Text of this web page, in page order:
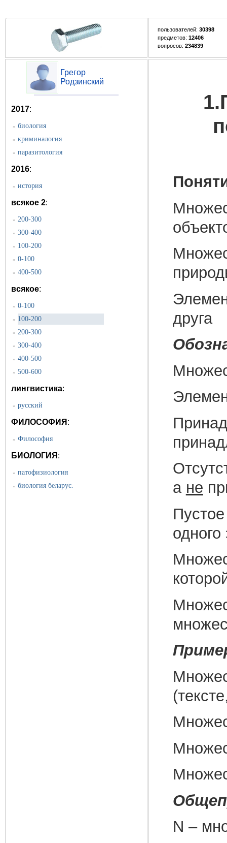
пользователей: 30398
предметов: 12406
вопросов: 234839
Грегор
Родзинский
2017:
» биология
» криминалогия
» паразитология
2016:
» история
всякое 2:
» 200-300
» 300-400
» 100-200
» 0-100
» 400-500
всякое:
» 0-100
» 100-200
» 200-300
» 300-400
» 400-500
» 500-600
лингвистика:
» русский
ФИЛОСОФИЯ :
» Философия
БИОЛОГИЯ :
» патофизиология
» биология беларус.
друга
а не
N –